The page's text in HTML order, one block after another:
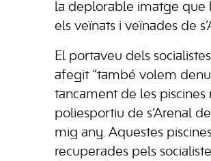
la deplorable imatge que
els veïnats i veïnades de
El portaveu dels
afegit “també volem
tancament de les piscines
poliesportiu de s’Arenal
mig any. Aquestes
recuperades pels